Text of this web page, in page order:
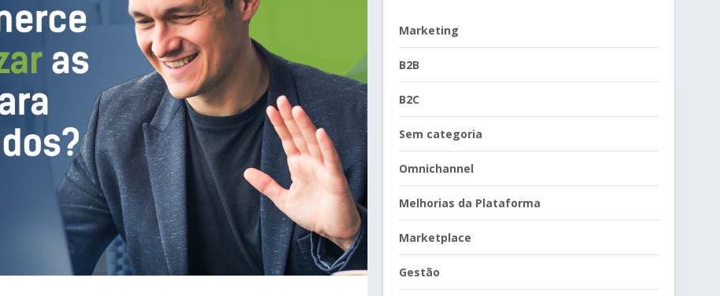
Marketing
B2B
B2C
Sem categoria
Omnichannel
Melhorias da Plataforma
Marketplace
Gestão